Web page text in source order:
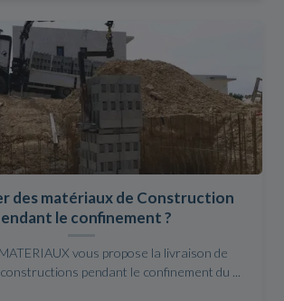
des matériaux de Construction
le confinement ?
vous propose la livraison de
pendant le confinement du ...